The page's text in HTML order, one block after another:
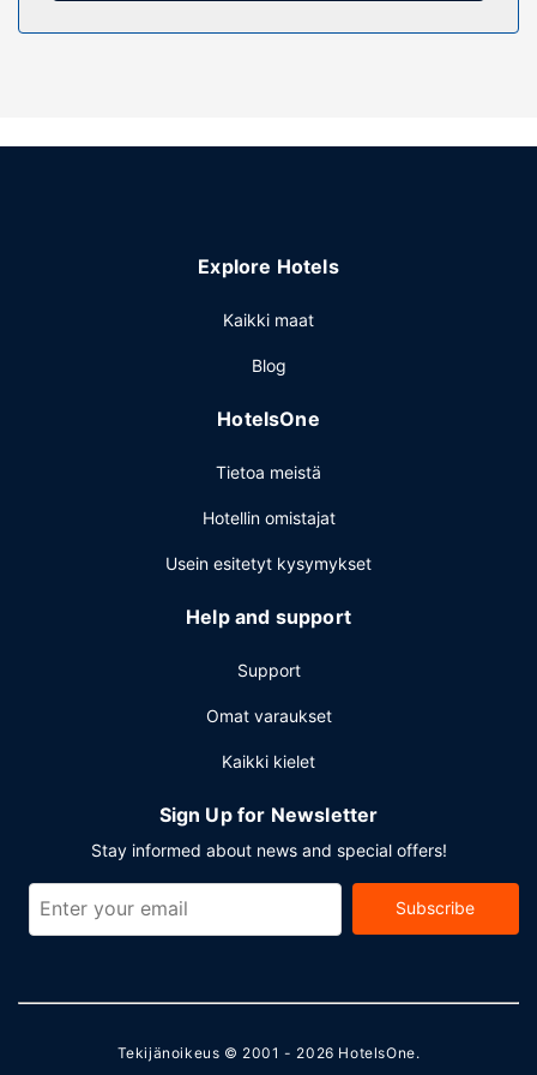
Käytössäsi on terassi sekä ilmainen langaton
arkipäivisin klo 7.00–9.30 ja viikonloppuisin klo 8.00–
Käytössäsi on express-sisäänkirjautuminen, express-
Explore Hotels
Kaikki maat
Blog
HotelsOne
Tietoa meistä
Hotellin omistajat
Usein esitetyt kysymykset
Help and support
Support
Omat varaukset
Kaikki kielet
Sign Up for Newsletter
Stay informed about news and special offers!
Subscribe
Tekijänoikeus © 2001 - 2026 HotelsOne.